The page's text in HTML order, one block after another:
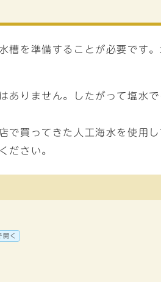
を準備することが必要です
ありません。したがって塩水
で買ってきた人工海水を使用
ださい。
開く